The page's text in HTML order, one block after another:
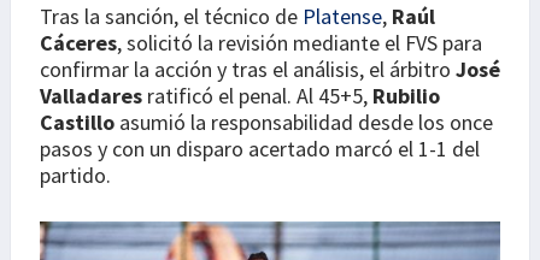
Tras la sanción, el técnico de Platense, Raúl
Cáceres, solicitó la revisión mediante el FVS para
confirmar la acción y tras el análisis, el árbitro José
Valladares ratificó el penal. Al 45+5, Rubilio
Castillo asumió la responsabilidad desde los once
pasos y con un disparo acertado marcó el 1-1 del
partido.